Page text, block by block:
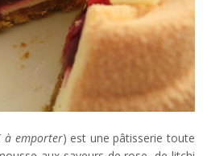
à emporter) est une pâtisserie toute